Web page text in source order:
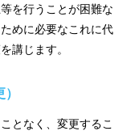
を行うことが困難な
めに必要なこれに代
講じます。
となく、変更するこ